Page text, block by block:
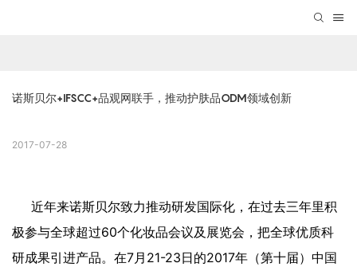
诺斯贝尔+IFSCC+品观网联手，推动护肤品ODM领域创新
2017-07-28
近年来诺斯贝尔致力推动研发国际化，在过去三年里积
极参与全球超过60个化妆品会议及展览会，把全球优质科
研成果引进产品。在7月21-23日的2017年（第十届）中国